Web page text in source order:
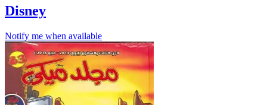
Disney
Notify me when available